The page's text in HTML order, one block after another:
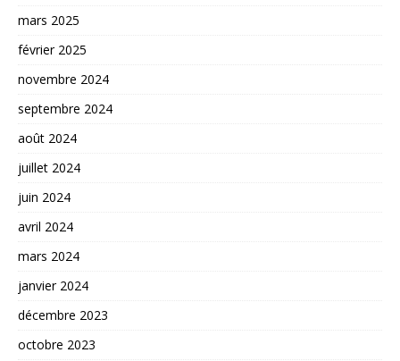
mars 2025
février 2025
novembre 2024
septembre 2024
août 2024
juillet 2024
juin 2024
avril 2024
mars 2024
janvier 2024
décembre 2023
octobre 2023